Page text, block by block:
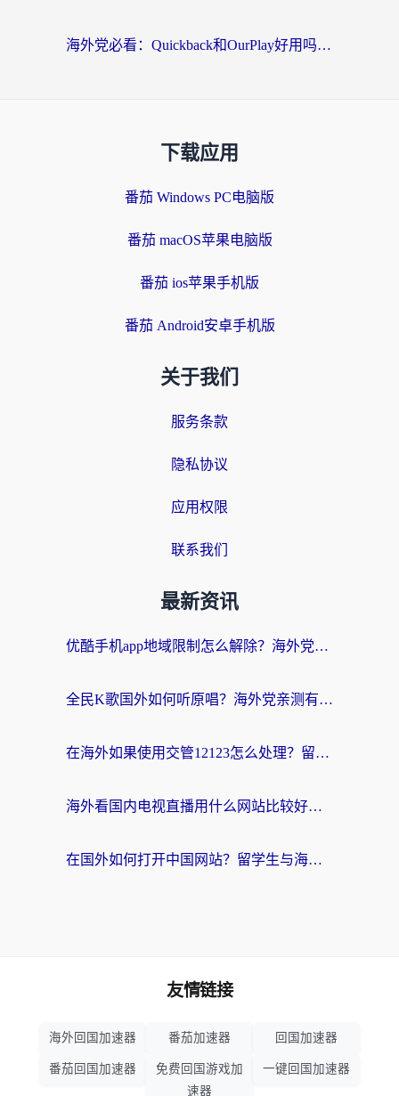
海外党必看：Quickback和OurPlay好用吗？3分钟选对回国加速器，无缝刷剧玩游戏
下载应用
番茄 Windows PC电脑版
番茄 macOS苹果电脑版
番茄 ios苹果手机版
番茄 Android安卓手机版
关于我们
服务条款
隐私协议
应用权限
联系我们
最新资讯
优酷手机app地域限制怎么解除？海外党亲测有效的追剧方案
全民K歌国外如何听原唱？海外党亲测有效的回国加速器选择指南
在海外如果使用交管12123怎么处理？留学生亲测有效的回国加速方案
海外看国内电视直播用什么网站比较好？一篇解决你所有追剧难题的实用指南
在国外如何打开中国网站？留学生与海外华人的无缝访问指南
友情链接
海外回国加速器 番茄加速器 回国加速器
番茄回国加速器
免费回国游戏加
速器
一键回国加速器